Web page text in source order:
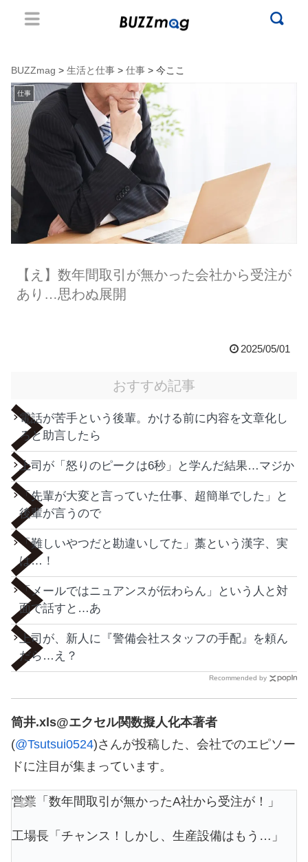
BUZZmag > 生活と仕事 > 仕事 > 今ここ
仕事
【え】数年間取引が無かった会社から受注が
あり…思わぬ展開
2025/05/01
おすすめ記事
電話が苦手という後輩。かける前に内容を文章化し
ろと助言したら
上司が「怒りのピークは6秒」と学んだ結果…マジか
「先輩が大変と言っていた仕事、超簡単でした」と
後輩が言うので
「難しいやつだと勘違いしてた」藁という漢字、実
は…！
「メールではニュアンスが伝わらん」という人と対
面で話すと…あ
上司が、新人に『警備会社スタッフの手配』を頼ん
だら…え？
Recommended by
筒井.xls@エクセル関数擬人化本著者
(@Tsutsui0524)さんが投稿した、会社でのエピソー
ドに注目が集まっています。
営業「数年間取引が無かったA社から受注が！」
工場長「チャンス！しかし、生産設備はもう…」